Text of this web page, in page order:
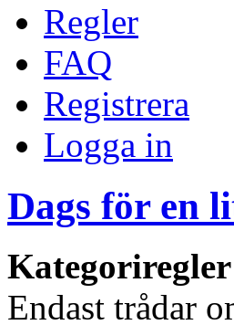
Regler
FAQ
Registrera
Logga in
Dags för en
Kategoriregler
Endast trådar